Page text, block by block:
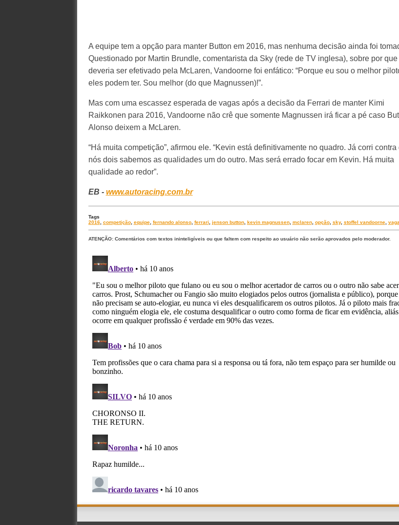
A equipe tem a opção para manter Button em 2016, mas nenhuma decisão ainda foi
Questionado por Martin Brundle, comentarista da Sky (rede de TV inglesa), sobre por que
deveria ser efetivado pela McLaren, Vandoorne foi enfático: “Porque eu sou o melhor
eles podem ter. Sou melhor (do que Magnussen)!”.
Mas com uma escassez esperada de vagas após a decisão da Ferrari de manter Kimi
Raikkonen para 2016, Vandoorne não crê que somente Magnussen irá ficar a pé caso
Alonso deixem a McLaren.
“Há muita competição”, afirmou ele. “Kevin está definitivamente no quadro. Já corri contra
nós dois sabemos as qualidades um do outro. Mas será errado focar em Kevin. Há muita
qualidade ao redor”.
EB - www.autoracing.com.br
Tags
2016, competição, equipe, fernando alonso, ferrari jenson button, kevin magnussen, mclaren, opção, sky, stoffel vandoorne,
ATENÇÃO: Comentários com textos ininteligíveis ou que faltem com respeito ao usuário não serão aprovados pelo moderador.